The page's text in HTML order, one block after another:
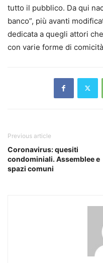
tutto il pubblico. Da qui
banco”, più avanti
dedicata a quegli attori
con varie forme di
Previous article
Coronavirus: quesiti
condominiali. Assemblee e
spazi comuni